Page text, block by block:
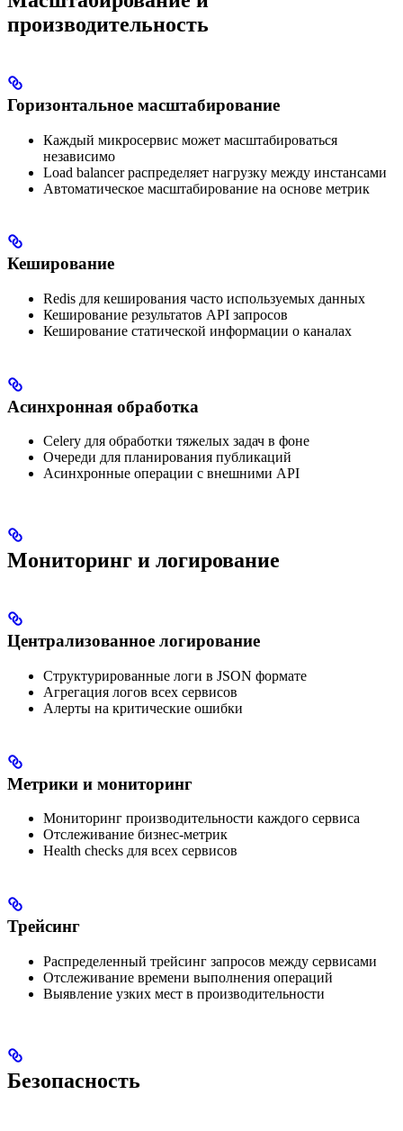
производительность
Горизонтальное масштабирование
Каждый микросервис может масштабироваться
независимо
Load balancer распределяет нагрузку между инстансами
Автоматическое масштабирование на основе метрик
Кеширование
Redis для кеширования часто используемых данных
Кеширование результатов API запросов
Кеширование статической информации о каналах
Асинхронная обработка
Celery для обработки тяжелых задач в фоне
Очереди для планирования публикаций
Асинхронные операции с внешними API
Мониторинг и логирование
Централизованное логирование
Структурированные логи в JSON формате
Агрегация логов всех сервисов
Алерты на критические ошибки
Метрики и мониторинг
Мониторинг производительности каждого сервиса
Отслеживание бизнес-метрик
Health checks для всех сервисов
Трейсинг
Распределенный трейсинг запросов между сервисами
Отслеживание времени выполнения операций
Выявление узких мест в производительности
Безопасность